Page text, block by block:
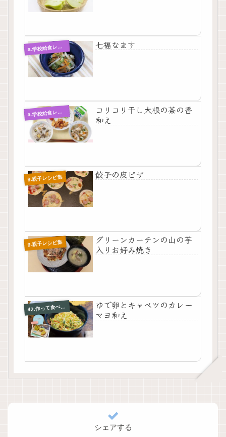
a
.学校給食レシピ 七福なます
a
.学校給食レシピ
コリコリ干し大根の茶の香
和え
9.親子レシピ集 餃子の皮ピザ
9.親子レシピ集
グリーンカーテンの山の芋
入りお好み焼き
42.作って食べて伝えよう おうちでクッキング集
ゆで卵とキャベツのカレー
マヨ和え
シェアする